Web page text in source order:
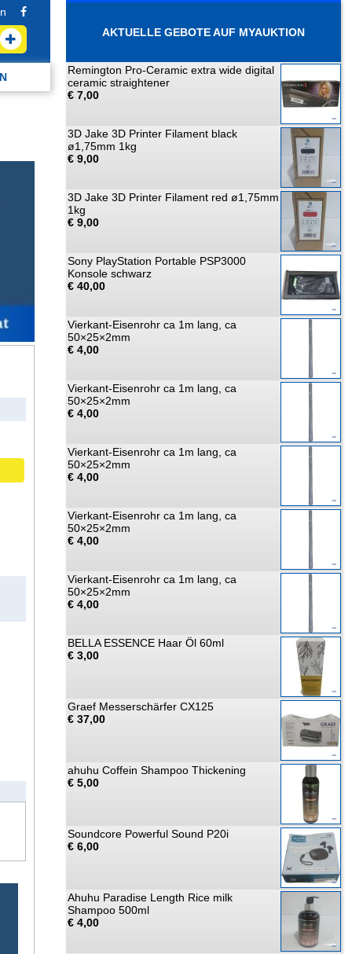
AKTUELLE GEBOTE AUF MYAUKTION
Remington Pro-Ceramic extra wide digital
ceramic straightener
€ 7,00
3D Jake 3D Printer Filament black
ø1,75mm 1kg
€ 9,00
3D Jake 3D Printer Filament red ø1,75mm
1kg
€ 9,00
Sony PlayStation Portable PSP3000
Konsole schwarz
€ 40,00
Vierkant-Eisenrohr ca 1m lang, ca
50×25×2mm
€ 4,00
Vierkant-Eisenrohr ca 1m lang, ca
50×25×2mm
€ 4,00
Vierkant-Eisenrohr ca 1m lang, ca
50×25×2mm
€ 4,00
Vierkant-Eisenrohr ca 1m lang, ca
50×25×2mm
€ 4,00
Vierkant-Eisenrohr ca 1m lang, ca
50×25×2mm
€ 4,00
BELLA ESSENCE Haar Öl 60ml
€ 3,00
Graef Messerschärfer CX125
€ 37,00
ahuhu Coffein Shampoo Thickening
€ 5,00
Soundcore Powerful Sound P20i
€ 6,00
Ahuhu Paradise Length Rice milk
Shampoo 500ml
€ 4,00